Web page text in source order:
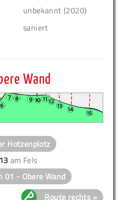
unbekannt (2020)
saniert
Wand
Hotzenplotz
13 am Fels
01 - Obere Wand
Route rechts »